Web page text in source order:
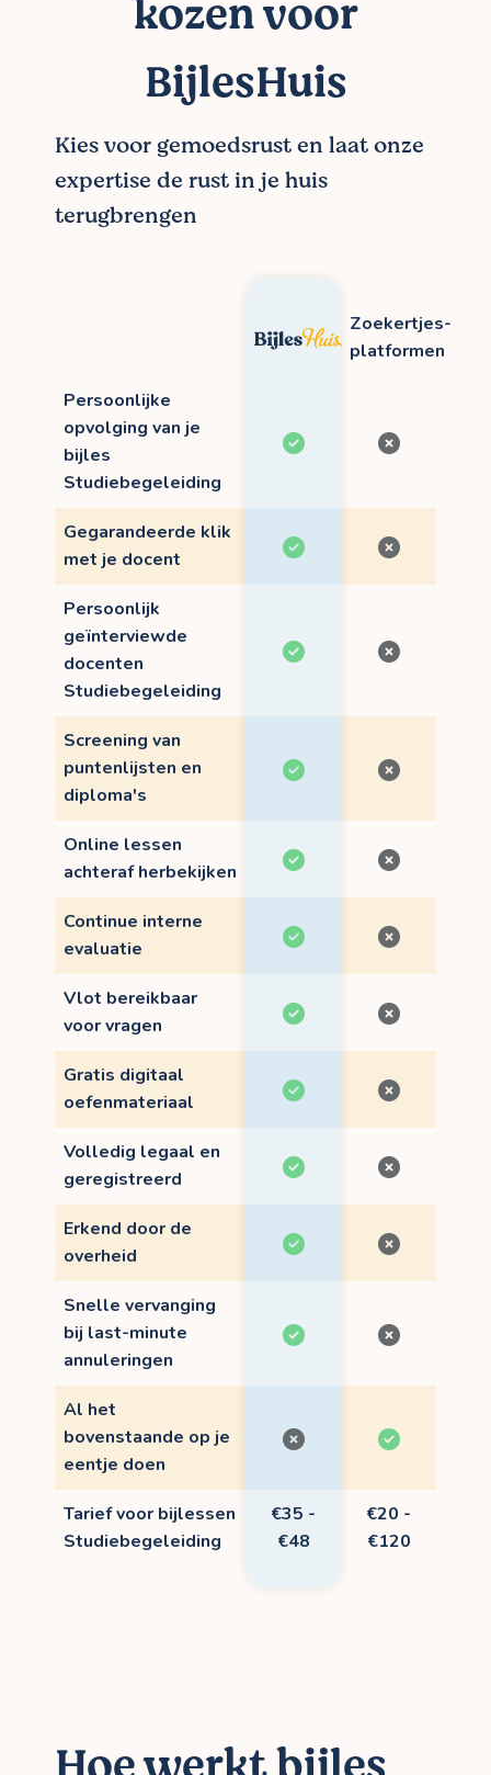
kozen voor
BijlesHuis
Kies voor gemoedsrust en laat onze
expertise de rust in je huis
terugbrengen
Zoekertjes-
platformen
Persoonlijke
opvolging van je
bijles
Studiebegeleiding
Gegarandeerde klik
met je docent
Persoonlijk
geïnterviewde
docenten
Studiebegeleiding
Screening van
puntenlijsten en
diploma's
Online lessen
achteraf herbekijken
Continue interne
evaluatie
Vlot bereikbaar
voor vragen
Gratis digitaal
oefenmateriaal
Volledig legaal en
geregistreerd
Erkend door de
overheid
Snelle vervanging
bij last-minute
annuleringen
Al het
bovenstaande op je
eentje doen
Tarief voor bijlessen
Studiebegeleiding
€35 -
€48
€20 -
€120